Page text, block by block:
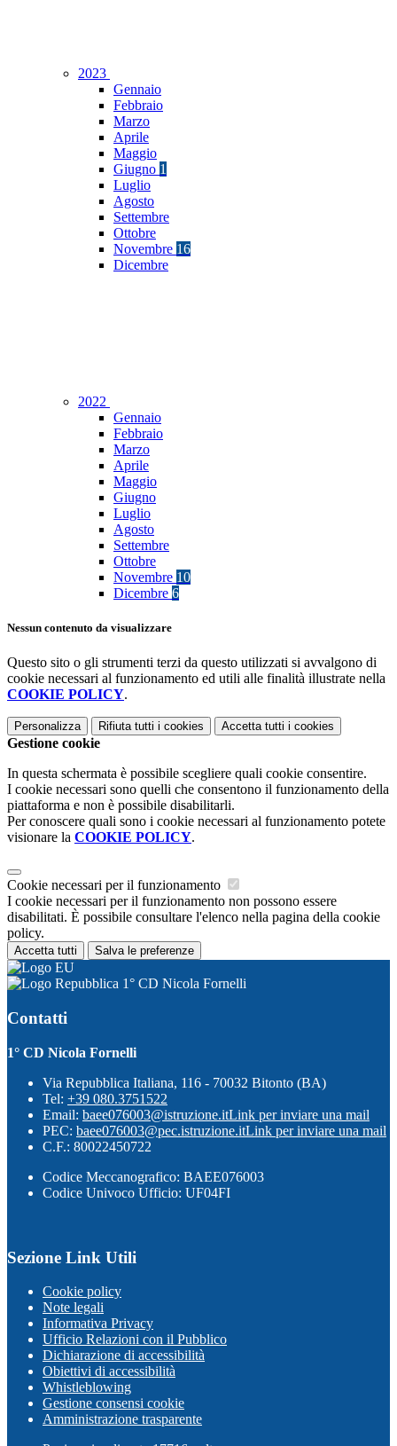
2023
Gennaio
Febbraio
Marzo
Aprile
Maggio
Giugno 1
Luglio
Agosto
Settembre
Ottobre
Novembre 16
Dicembre
2022
Gennaio
Febbraio
Marzo
Aprile
Maggio
Giugno
Luglio
Agosto
Settembre
Ottobre
Novembre 10
Dicembre 6
Nessun contenuto da visualizzare
Questo sito o gli strumenti terzi da questo utilizzati si avvalgono di
cookie necessari al funzionamento ed utili alle finalità illustrate nella
COOKIE POLICY.
Personalizza Rifiuta tutti i cookies Accetta tutti i cookies
Gestione cookie
In questa schermata è possibile scegliere quali cookie consentire.
I cookie necessari sono quelli che consentono il funzionamento della
piattaforma e non è possibile disabilitarli.
Per conoscere quali sono i cookie necessari al funzionamento potete
visionare la COOKIE POLICY.
Cookie necessari per il funzionamento
I cookie necessari per il funzionamento non possono essere
disabilitati. È possibile consultare l'elenco nella pagina della cookie
policy.
Accetta tutti Salva le preferenze
1° CD Nicola Fornelli
Contatti
1° CD Nicola Fornelli
Via Repubblica Italiana, 116 - 70032 Bitonto (BA)
Tel: +39 080.3751522
Email: baee076003@istruzione.itLink per inviare una mail
PEC: baee076003@pec.istruzione.itLink per inviare una mail
C.F.: 80022450722
Codice Meccanografico: BAEE076003
Codice Univoco Ufficio: UF04FI
Sezione Link Utili
Cookie policy
Note legali
Informativa Privacy
Ufficio Relazioni con il Pubblico
Dichiarazione di accessibilità
Obiettivi di accessibilità
Whistleblowing
Gestione consensi cookie
Amministrazione trasparente